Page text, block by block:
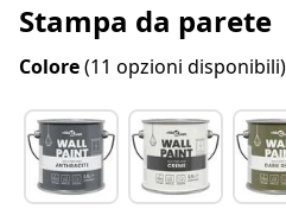
Stampa da parete
Colore(11 opzioni disponibili)